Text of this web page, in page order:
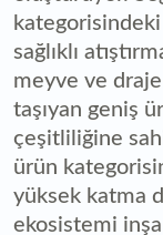
sağlıklı
meyve ve
taşıyan geniş
çeşitliliğine
ürün
yüksek katma
ekosistemi